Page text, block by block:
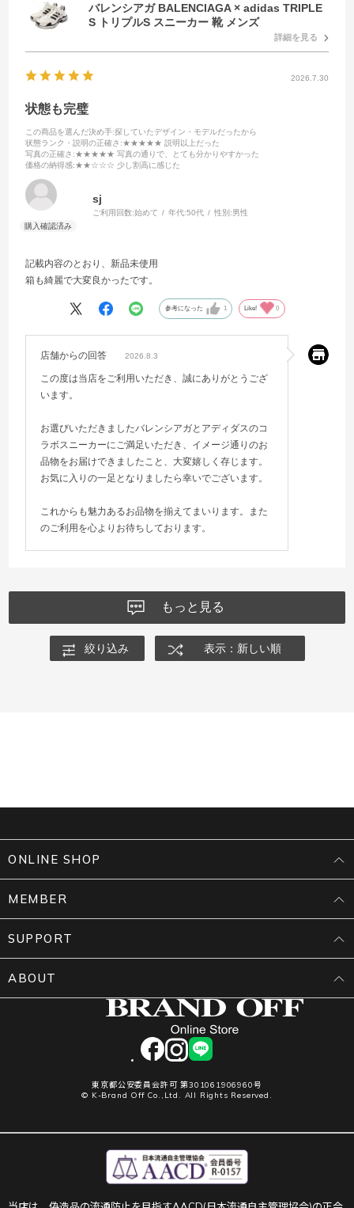
バレンシアガ BALENCIAGA × adidas TRIPLE
S トリプルS スニーカー 靴 メンズ
詳細を見る
2026.7.30
状態も完璧
この商品を選んだ決め手:探していたデザイン・モデルだったから
状態ランク・説明の正確さ :★★★★★ 説明以上だった
写真の正確さ :★★★★★ 写真の通りで、とても分かりやすかった
価格の納得感:★★☆☆☆ 少し割高に感じた
sj
ご利用回数:始めて 年代:50代 性別:男性
記載内容のとおり、新品未使用
箱も綺麗で大変良かったです。
参考になった 1 Like! 0
店舗からの回答 2026.8.3
この度は当店をご利用いただき、誠にありがとうござ
います。
お選びいただきましたバレンシアガとアディダスのコ
ラボスニーカーにご満足いただき、イメージ通りのお
品物をお届けできましたこと、大変嬉しく存じます。
お気に入りの一足となりましたら幸いでございます。
これからも魅力あるお品物を揃えてまいります。また
のご利用を心よりお待ちしております。
もっと見る
絞り込み 表示：新しい順
facebookinstagram
LINE
東京都公安委員会許可 第301061906960号
© K-Brand Off Co.,Ltd. All Rights Reserved.
ONLINE SHOP
MEMBER
SUPPORT
ABOUT